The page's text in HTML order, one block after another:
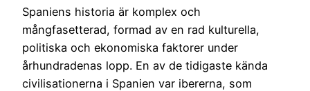
Spaniens historia är komplex och
mångfasetterad, formad av en rad kulturella,
politiska och ekonomiska faktorer under
århundradenas lopp. En av de tidigaste kända
civilisationerna i Spanien var ibererna, som